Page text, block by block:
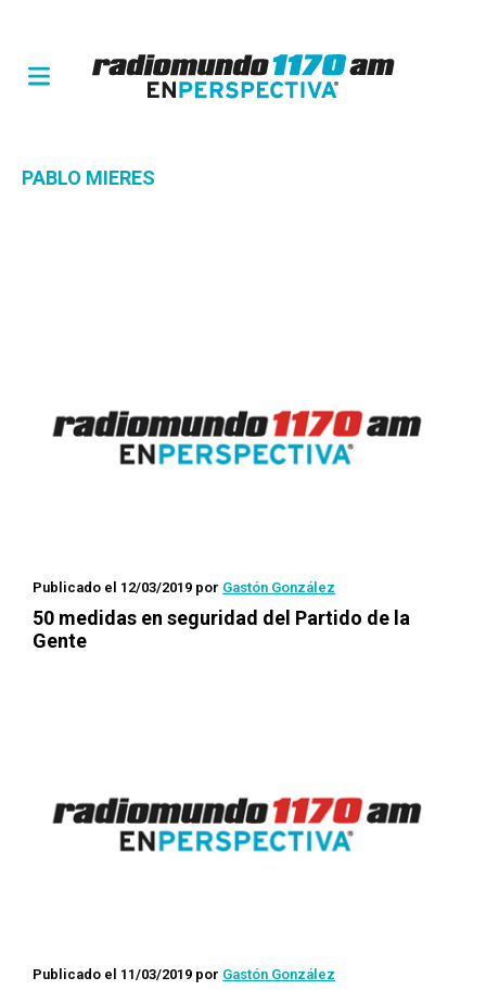
PABLO MIERES
Publicado el 12/03/2019 por Gastón González
50 medidas en seguridad del Partido de la
Gente
Publicado el 11/03/2019 por Gastón González